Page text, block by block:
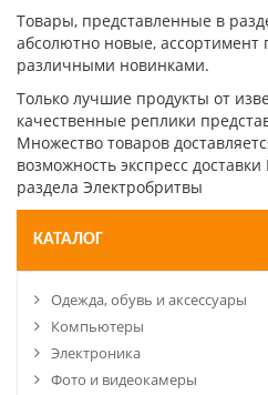
КАТАЛОГ
Одежда, обувь и аксессуары
Компьютеры
Электроника
Фото и видеокамеры
Товары, представленные в
абсолютно новые, ассортимент
различными новинками.
Только лучшие продукты от
качественные реплики
Множество товаров
возможность экспресс
раздела Электробритвы